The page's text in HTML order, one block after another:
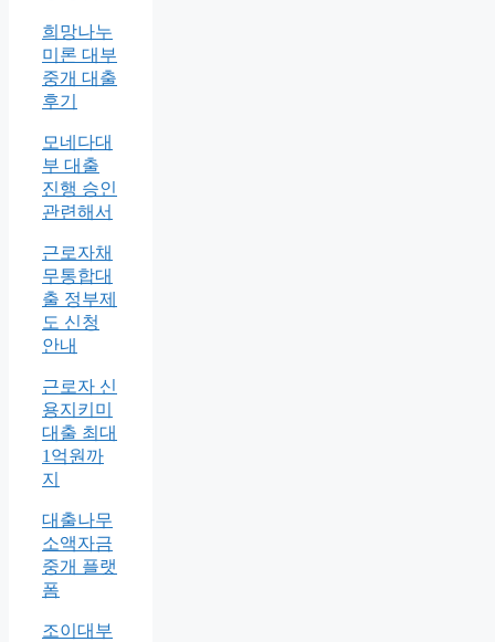
희망나누
미론 대부
중개 대출
후기
모네다대
부 대출
진행 승인
관련해서
근로자채
무통합대
출 정부제
도 신청
안내
근로자 신
용지키미
대출 최대
1억원까
지
대출나무
소액자금
중개 플랫
폼
조이대부